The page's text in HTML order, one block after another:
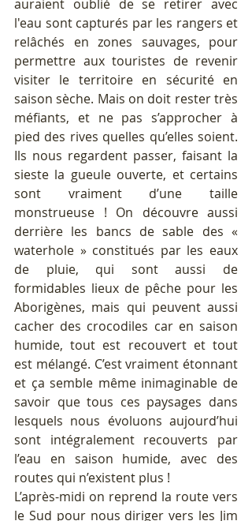
auraient oublié de se retirer avec
l'eau sont capturés par les rangers et
relâchés en zones sauvages, pour
permettre aux touristes de revenir
visiter le territoire en sécurité en
saison sèche. Mais on doit rester très
méfiants, et ne pas s’approcher à
pied des rives quelles qu’elles soient.
Ils nous regardent passer, faisant la
sieste la gueule ouverte, et certains
sont vraiment d’une taille
monstrueuse ! On découvre aussi
derrière les bancs de sable des «
waterhole » constitués par les eaux
de pluie, qui sont aussi de
formidables lieux de pêche pour les
Aborigènes, mais qui peuvent aussi
cacher des crocodiles car en saison
humide, tout est recouvert et tout
est mélangé. C’est vraiment étonnant
et ça semble même inimaginable de
savoir que tous ces paysages dans
lesquels nous évoluons aujourd’hui
sont intégralement recouverts par
l’eau en saison humide, avec des
routes qui n’existent plus !
L’après-midi on reprend la route vers
le Sud pour nous diriger vers les Jim